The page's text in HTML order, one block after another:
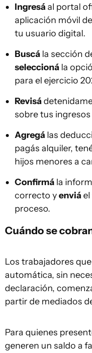
Ingresáal portal
aplicación móvil
tu usuario digital.
Buscá la sección
seleccioná la
para el ejercicio
Revisá
sobre tus
Agregá las
pagás alquiler,
hijos menores a
Confirmá la
correcto yenviá
proceso.
Cuándo se
Los trabajadores
automática, sin
declaración,
partir de mediados
Para quienes
generen un saldo a